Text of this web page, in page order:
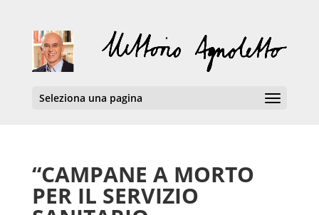
Seleziona una pagina
“CAMPANE A MORTO
PER IL SERVIZIO